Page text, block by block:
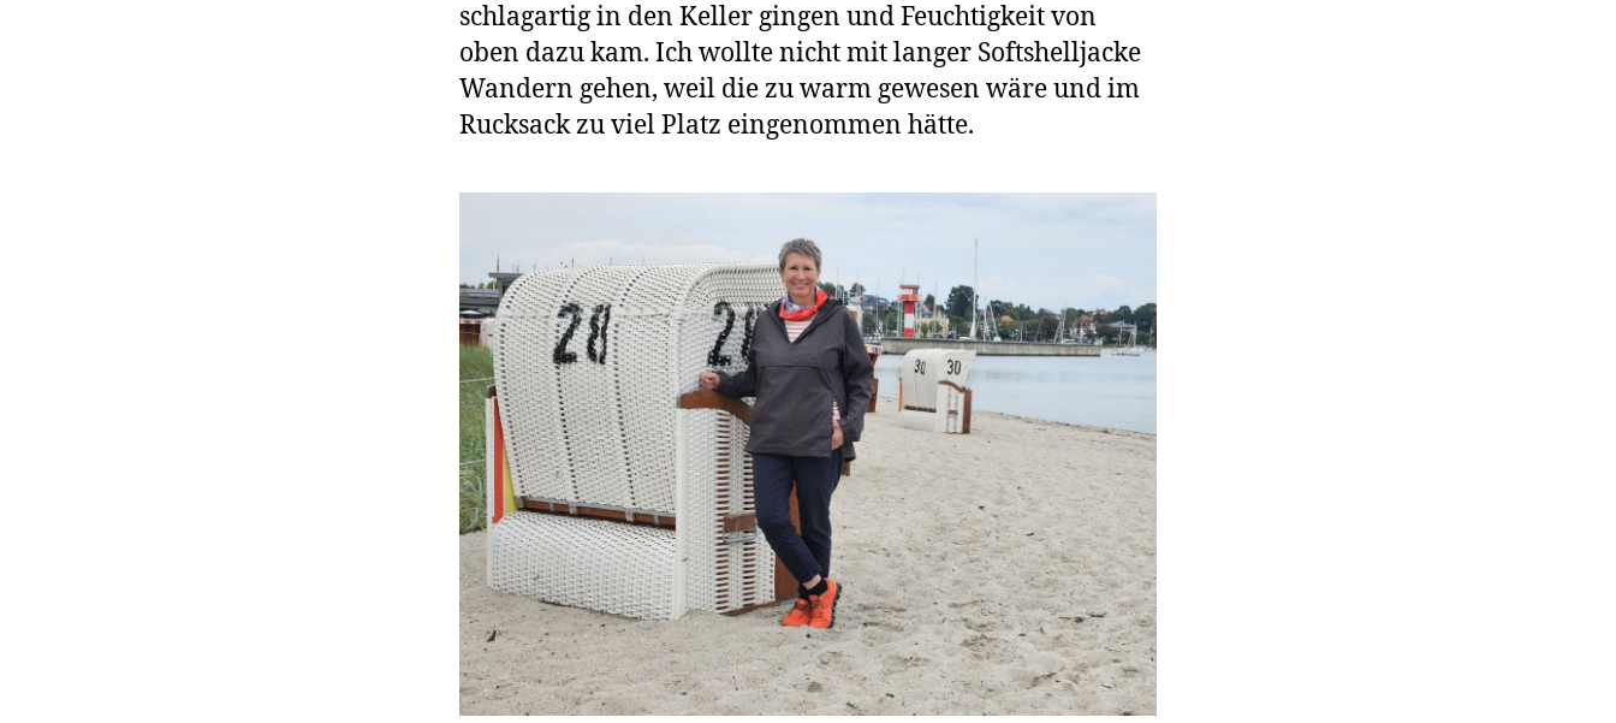
schlagartig in den Keller gingen und Feuchtigkeit von
oben dazu kam. Ich wollte nicht mit langer Softshelljacke
Wandern gehen, weil die zu warm gewesen wäre und im
Rucksack zu viel Platz eingenommen hätte.